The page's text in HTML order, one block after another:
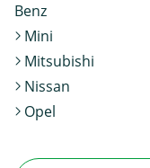
Benz
Mini
Mitsubishi
Nissan
Opel